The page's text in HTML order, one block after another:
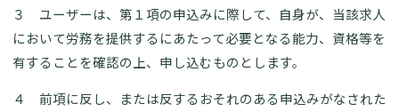
３ ユーザーは、第１項の申込みに際して、自身が、当該求人
において労務を提供するにあたって必要となる能力、資格等を
有することを確認の上、申し込むものとします。
４ 前項に反し、または反するおそれのある申込みがなされた